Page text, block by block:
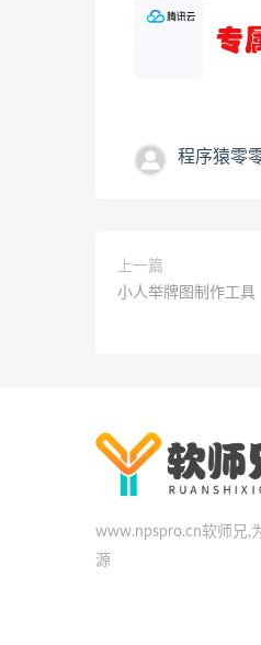
程序猿零
上一篇
小人举牌图制作工具
www.npspro.cn软师兄,
源